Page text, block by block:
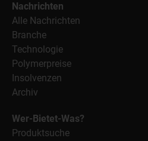
Nachrichten
Alle Nachrichten
Branche
Technologie
Polymerpreise
Insolvenzen
Archiv
Wer-Bietet-Was?
Produktsuche